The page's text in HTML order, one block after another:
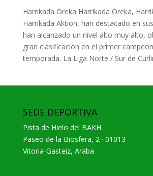
Harrikada Oreka Harrikada Oreka,
Harrikada Aktion, han destacado en
han alcanzado un nivel alto muy alto,
gran clasificación en el primer
temporada. La Liga Norte / Sur de
SEDE DEPORTIVA
Pista de Hielo del BAKH
Paseo de la Biosfera, 2 · 01013
Vitoria-Gasteiz, Araba